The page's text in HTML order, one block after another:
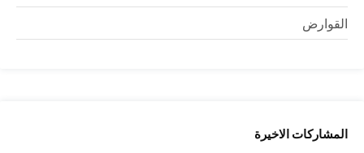
القوارض
المشاركات الاخيرة